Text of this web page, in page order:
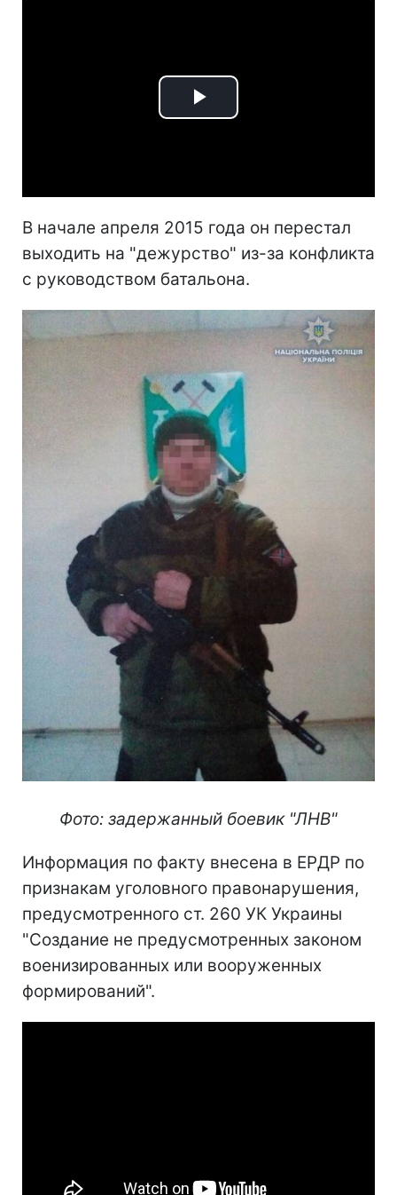
Play
В начале апреля 2015 года он перестал
выходить на "дежурство" из-за конфликта
с руководством батальона.
Фото: задержанный боевик "ЛНВ"
Информация по факту внесена в ЕРДР по
признакам уголовного правонарушения,
предусмотренного ст. 260 УК Украины
"Создание не предусмотренных законом
военизированных или вооруженных
формирований".